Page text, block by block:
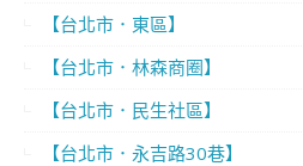
【台北市．東區】
【台北市．林森商圈】
【台北市．民生社區】
【台北市．永吉路30巷】